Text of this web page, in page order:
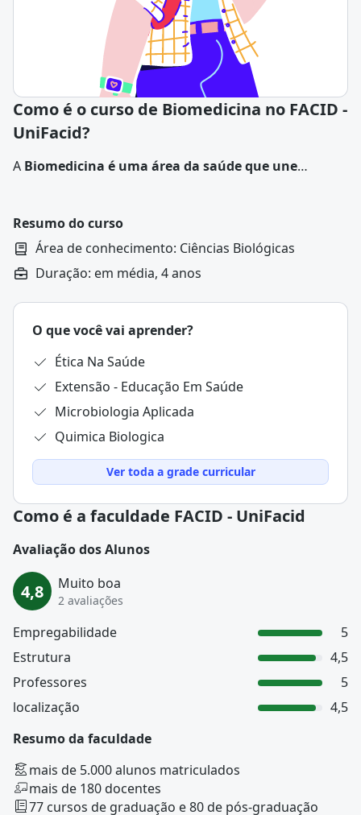
Como é o curso de Biomedicina no FACID -
UniFacid?
A Biomedicina é uma área da saúde que une
tratamento de doenças
principalmente em atividades de pesquisa, análises
laboratoriais e desenvolvimento de novas tecnologias
aplicadas à saúde.
Resumo do curso
Área de conhecimento: Ciências Biológicas
Duração: em média, 4 anos
O que você vai aprender?
Ética Na Saúde
Extensão - Educação Em Saúde
Microbiologia Aplicada
Quimica Biologica
Ver toda a grade curricular
Como é a faculdade FACID - UniFacid
Avaliação dos Alunos
4,8 Muito boa
2 avaliações
Empregabilidade
5
Estrutura
4,5
Professores
5
localização
4,5
Resumo da faculdade
mais de 5.000 alunos matriculados
mais de 180 docentes
77 cursos de graduação e 80 de pós-graduação